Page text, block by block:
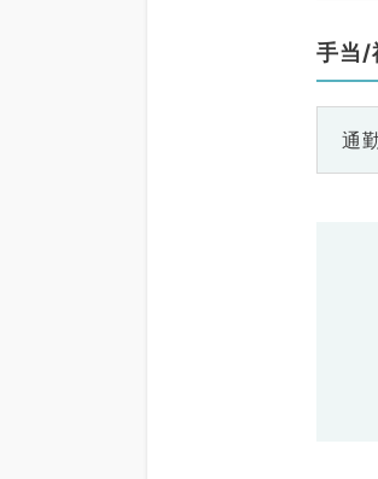
手当/
通